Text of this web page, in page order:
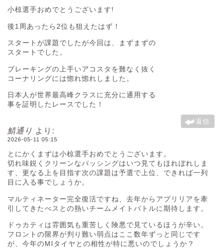
小椋選手おめでとうございます!
後1周あったら2位も狙えたはず！
スタートが課題でしたが今回は、まずまずの
スタートでした。
ブレーキングの上手いアコスタを難なく抜く
コーナリングには惚れ惚れしました。
日本人が世界最高峰クラスに充分に通用する
事を証明したレースでした！
返信
鯖通り より:
2026-05-11 05:15
とにかくまずは小椋選手おめでとうございます。
切れ味鋭くクリーンなパッシングはいつ見てもほれぼれしま
す、更なる上を目指す次の課題は予選で上位、できれば一列
目に入る事でしょうか。
マルティネーター完全復活ですね、去年からアプリリアを牽
引してきたべスとの熱いチームメイトバトルに期待します。
ドゥカティは雰囲気も重苦しく険悪で見ているほうが辛い。
フロントの限界が判り難い弱点はここ数年ずっと同じです
が、今年のMIタイヤとの相性が特に悪いのでしょうか？